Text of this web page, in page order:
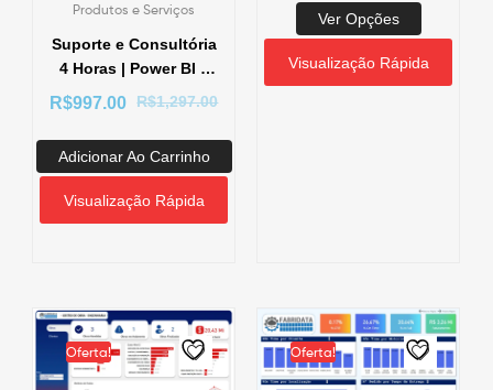
Produtos e Serviços
Suporte e Consultória
4 Horas | Power BI –
SQL – Banco de
R$1,297.00
R$997.00
Adicionar Ao Carrinho
Visualização Rápida
Ver Opções
Visualização Rápida
Oferta! Oferta!